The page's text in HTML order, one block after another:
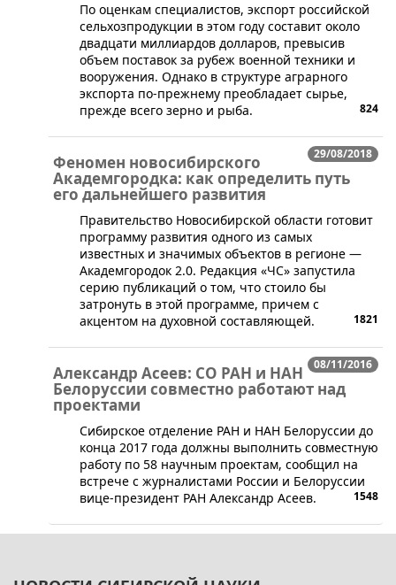
​По оценкам специалистов, экспорт российской
сельхозпродукции в этом году составит около
двадцати миллиардов долларов, превысив
объем поставок за рубеж военной техники и
вооружения. Однако в структуре аграрного
экспорта по-прежнему преобладает сырье,
прежде всего зерно и рыба.
824
29/08/2018
Феномен новосибирского
Академгородка: как определить путь
его дальнейшего развития
​Правительство Новосибирской области готовит
программу развития одного из самых
известных и значимых объектов в регионе —
Академгородок 2.0. Редакция «ЧС» запустила
серию публикаций о том, что стоило бы
затронуть в этой программе, причем с
акцентом на духовной составляющей.
1821
08/11/2016
Александр Асеев: СО РАН и НАН
Белоруссии совместно работают над
проектами
​Сибирское отделение РАН и НАН Белоруссии до
конца 2017 года должны выполнить совместную
работу по 58 научным проектам, сообщил на
встрече с журналистами России и Белоруссии
вице-президент РАН Александр Асеев.
1548